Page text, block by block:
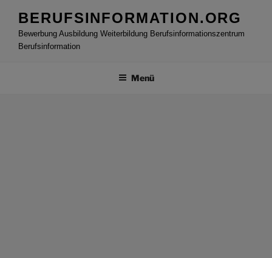
Inhalt
springen
BERUFSINFORMATION.ORG
Bewerbung Ausbildung Weiterbildung Berufsinformationszentrum
Berufsinformation
Menü